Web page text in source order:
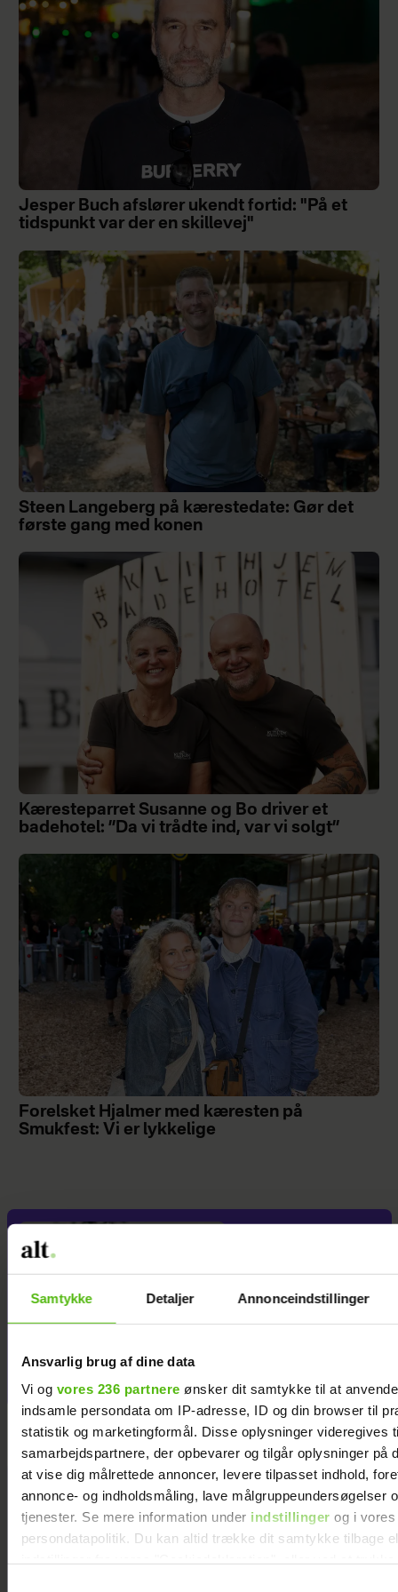
Samtykke Detaljer Annonceindstillinger
Ansvarlig brug af dine data
Vi og vores 236 partnere ønsker dit samtykke til at
indsamle persondata om IP-adresse, ID og din browser til
statistik og marketingformål. Disse oplysninger videregives
samarbejdspartnere, der opbevarer og tilgår oplysninger på
at vise dig målrettede annoncer, levere tilpasset indhold,
annonce- og indholdsmåling, lave målgruppeundersøgelser
tjenester. Se mere information under indstillinger og i vores
persondatapolitik. Du kan altid trække dit samtykke tilbage
Jesper Buch afslører ukendt fortid: "På et
tidspunkt var der en skillevej"
Steen Langeberg på kærestedate: Gør det
første gang med konen
Kæresteparret Susanne og Bo driver et
badehotel: ”Da vi trådte ind, var vi solgt”
Forelsket Hjalmer med kæresten på
Smukfest: Vi er lykkelige
jeg en dag gik
forbi hans hus,